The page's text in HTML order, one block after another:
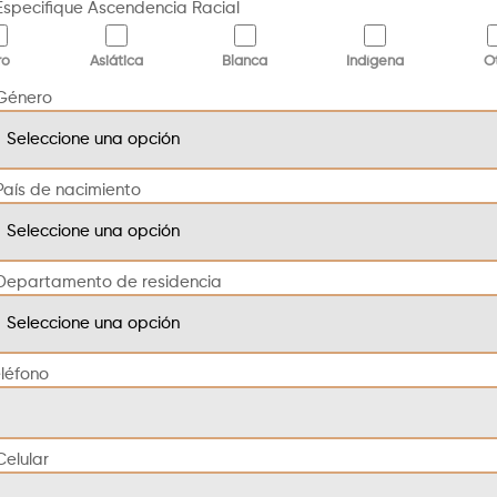
Ascendencia Racial
Asiática Blanca Indígena
de nacimiento
de residencia